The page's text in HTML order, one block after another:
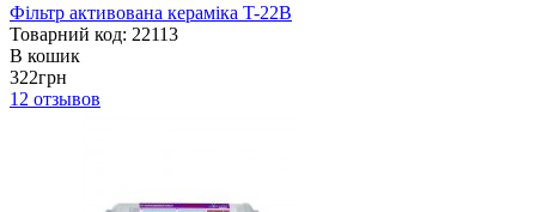
Фільтр активована кераміка T-22B
Товарний код: 22113
В кошик
322грн
12 отзывов